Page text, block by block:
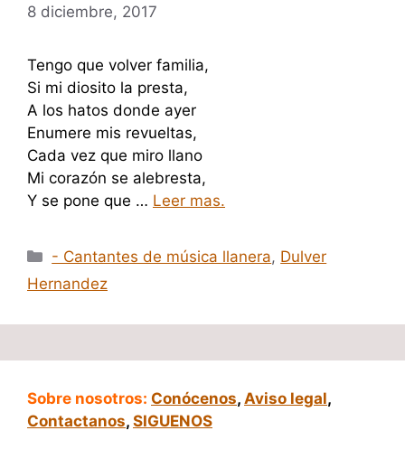
8 diciembre, 2017
Tengo que volver familia,
Si mi diosito la presta,
A los hatos donde ayer
Enumere mis revueltas,
Cada vez que miro llano
Mi corazón se alebresta,
Y se pone que … Leer mas.
Categorías
- Cantantes de música llanera, Dulver
Hernandez
Sobre nosotros: Conócenos, Aviso legal,
Contactanos, SIGUENOS